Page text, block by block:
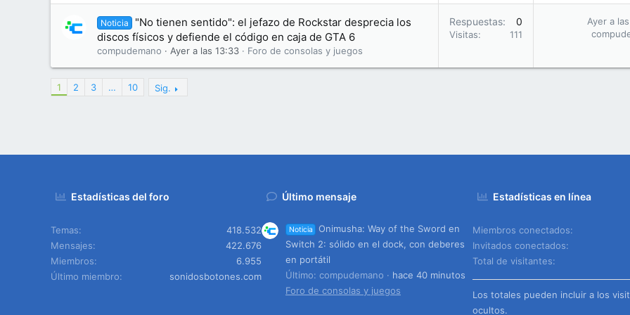
Noticia
"No tienen sentido": el jefazo de Rockstar desprecia los
discos físicos y defiende el código en caja de GTA 6
compudemano Ayer a las 13:33 Foro de consolas y juegos
Respuestas 0
Visitas 111
Ayer a
1 2 3 … 10 Sig.
Estadísticas del foro
Temas
418.532
Mensajes
422.676
Miembros
6.955
Último miembro
sonidosbotones.com
Último mensaje
Noticia
Onimusha: Way of the Sword en
Switch 2: sólido en el dock, con deberes
en portátil
Último: compudemano
hace 40 minutos
Foro de consolas y juegos
Estadísticas en línea
Miembros conectados
Invitados conectados
Total de visitantes
Los totales pueden incluir a los
ocultos.